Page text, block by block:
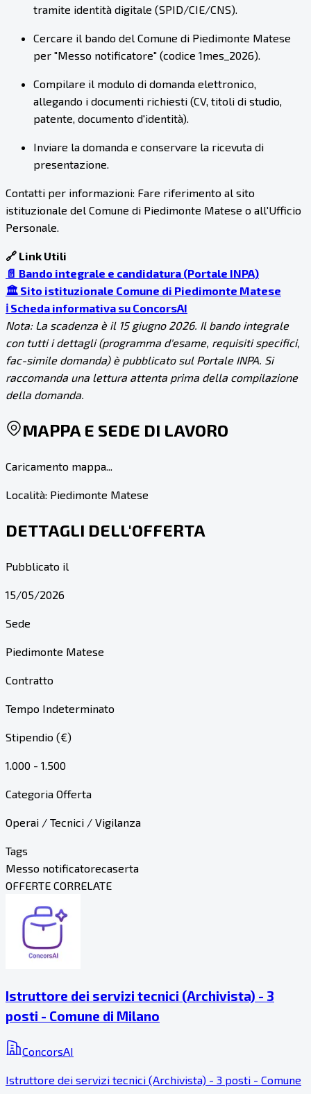
tramite identità digitale (SPID/CIE/CNS).
Cercare il bando del Comune di Piedimonte Matese
per "Messo notificatore" (codice 1mes_2026).
Compilare il modulo di domanda elettronico,
allegando i documenti richiesti (CV, titoli di studio,
patente, documento d'identità).
Inviare la domanda e conservare la ricevuta di
presentazione.
Contatti per informazioni: Fare riferimento al sito
istituzionale del Comune di Piedimonte Matese o all'Ufficio
Personale.
🔗 Link Utili
📄 Bando integrale e candidatura (Portale INPA)
🏛️ Sito istituzionale Comune di Piedimonte Matese
ℹ️ Scheda informativa su ConcorsAI
Nota: La scadenza è il 15 giugno 2026. Il bando integrale
con tutti i dettagli (programma d'esame, requisiti specifici,
fac-simile domanda) è pubblicato sul Portale INPA. Si
raccomanda una lettura attenta prima della compilazione
della domanda.
MAPPA E SEDE DI LAVORO
Caricamento mappa...
Località: Piedimonte Matese
DETTAGLI DELL'OFFERTA
Pubblicato il
15/05/2026
Sede
Piedimonte Matese
Contratto
Tempo Indeterminato
Stipendio (€)
1.000 - 1.500
Categoria Offerta
Operai / Tecnici / Vigilanza
Tags
Messo notificatorecaserta
OFFERTE CORRELATE
Istruttore dei servizi tecnici (Archivista) - 3
posti - Comune di Milano
ConcorsAI
Istruttore dei servizi tecnici (Archivista) - 3 posti - Comune